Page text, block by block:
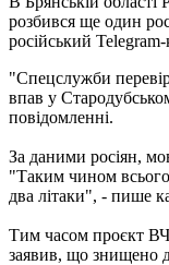
розбився ще один
російський
"Спецслужби
впав у
повідомленні.
За даними росіян,
"Таким чином всього
два літаки", - пише
Тим часом проєкт
заявив, що знищено